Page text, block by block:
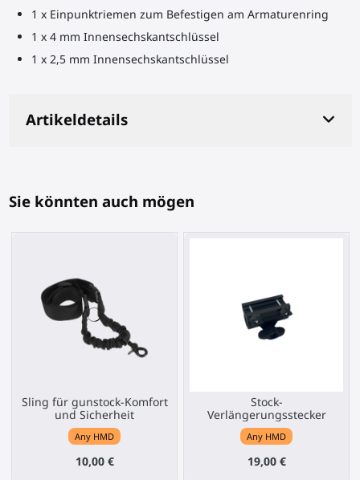
1 x Einpunktriemen zum Befestigen am Armaturenring
1 x 4 mm Innensechskantschlüssel
1 x 2,5 mm Innensechskantschlüssel
Artikeldetails
Sie könnten auch mögen
Sling für gunstock-Komfort
und Sicherheit
Any HMD
10,00 €
Stock-
Verlängerungsstecker
Any HMD
19,00 €